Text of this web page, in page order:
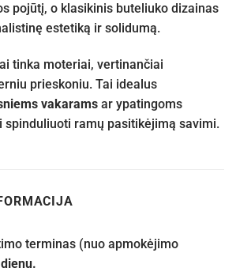
pojūtį, o klasikinis buteliuko dizainas
estetiką ir solidumą.
tinka moteriai, vertinančiai
prieskoniu. Tai idealus
vakarams ar ypatingoms
spinduliuoti ramų pasitikėjimą savimi.
terminas (nuo apmokėjimo